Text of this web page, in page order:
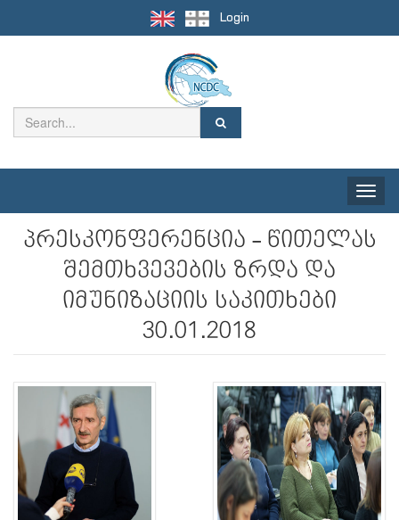
Login
Toggle
პრესკონფერენცია - წითელას
შემთხვევების ზრდა და
იმუნიზაციის საკითხები
30.01.2018